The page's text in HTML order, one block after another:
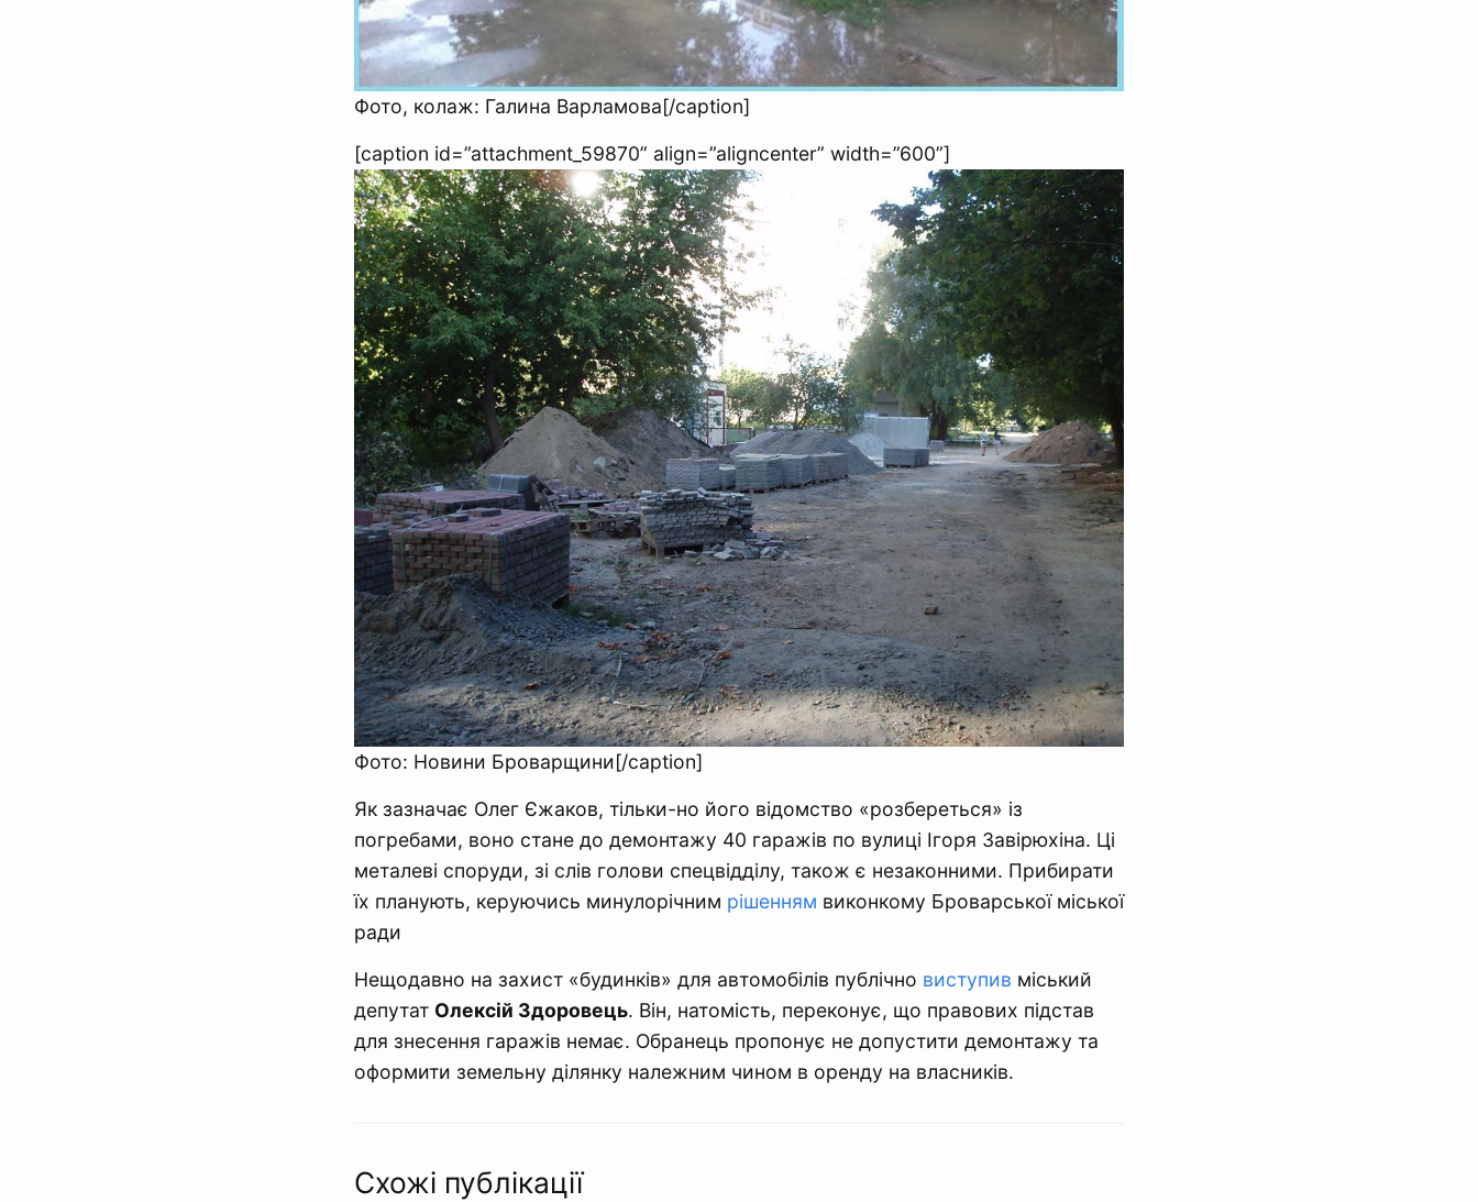
Фото, колаж: Галина Варламова[/caption]
[caption id=”attachment_59870” align=”aligncenter” width=”600”]
Фото: Новини Броварщини[/caption]
Як зазначає Олег Єжаков, тільки-но його відомство «розбереться» із
погребами, воно стане до демонтажу 40 гаражів по вулиці Ігоря Завірюхіна. Ці
металеві споруди, зі слів голови спецвідділу, також є незаконними. Прибирати
їх планують, керуючись минулорічним рішенням виконкому Броварської міської
ради
Нещодавно на захист «будинків» для автомобілів публічно виступив міський
депутат Олексій Здоровець. Він, натомість, переконує, що правових підстав
для знесення гаражів немає. Обранець пропонує не допустити демонтажу та
оформити земельну ділянку належним чином в оренду на власників.
Схожі публікації